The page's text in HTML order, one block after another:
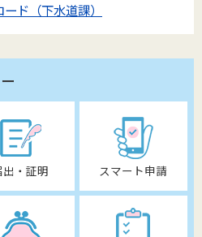
ド（下水道課）
出・証明 スマート申請